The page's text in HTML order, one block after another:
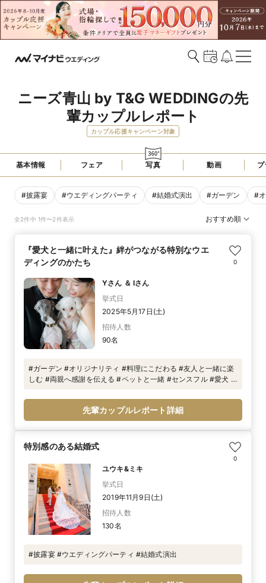
ニーズ青山 by T&G WEDDINGの先
輩カップルレポート
カップル応援キャンペーン対象
基本情報 フェア 写真 動画
#披露宴 #ウエディングパーティ #結婚式演出 #ガーデン #
全2件中 1件〜2件表示 おすすめ順
『愛犬と一緒に叶えた』絆がつながる特別なウエ
ディングのかたち
0
Yさん ＆ Iさん
挙式日
2025年5月17日(土)
招待人数
90名
#ガーデン #オリジナリティ #料理にこだわる #友人と一緒に楽
しむ #両親へ感謝を伝える #ペットと一緒 #センスフル #愛犬 #
な結婚式場 #一軒家貸切の洋館 #一軒家貸切ウエディング
先輩カップルレポート詳細
特別感のある結婚式
0
ユウキ&ミキ
挙式日
2019年11月9日(土)
招待人数
130名
#披露宴 #ウエディングパーティ #結婚式演出